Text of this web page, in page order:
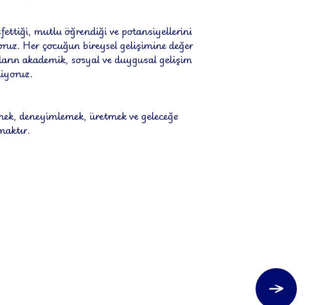
mutlu öğrendiği ve potansiyellerini
Her çocuğun bireysel gelişimine değer
akademik, sosyal ve duygusal gelişim
deneyimlemek, üretmek ve geleceğe